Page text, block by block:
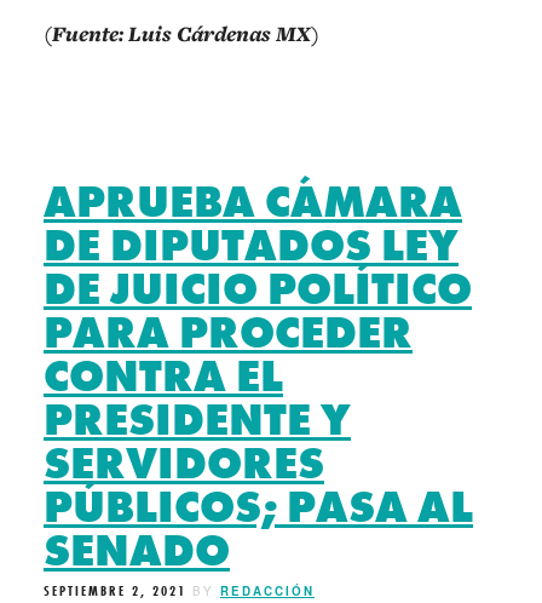
(Fuente: Luis Cárdenas MX)
APRUEBA CÁMARA
DE DIPUTADOS LEY
DE JUICIO POLÍTICO
PARA PROCEDER
CONTRA EL
PRESIDENTE Y
SERVIDORES
PÚBLICOS; PASA AL
SENADO
SEPTIEMBRE 2, 2021 BY REDACCIÓN